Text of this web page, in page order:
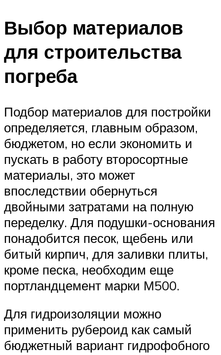
Выбор материалов
для строительства
погреба
Подбор материалов для постройки
определяется, главным образом,
бюджетом, но если экономить и
пускать в работу второсортные
материалы, это может
впоследствии обернуться
двойными затратами на полную
переделку. Для подушки-основания
понадобится песок, щебень или
битый кирпич, для заливки плиты,
кроме песка, необходим еще
портландцемент марки М500.
Для гидроизоляции можно
применить рубероид как самый
бюджетный вариант гидрофобного